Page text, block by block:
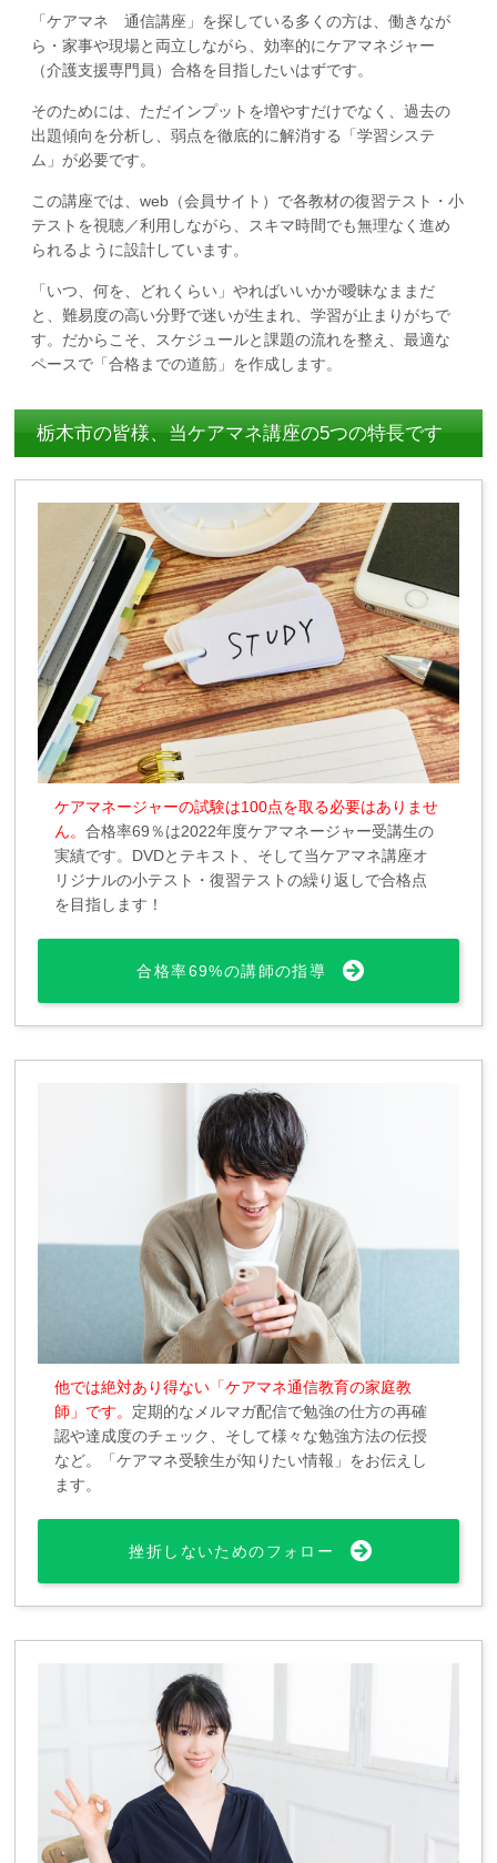
「ケアマネ 通信講座」を探している多くの方は、働きなが
ら・家事や現場と両立しながら、効率的にケアマネジャー
（介護支援専門員）合格を目指したいはずです。
そのためには、ただインプットを増やすだけでなく、過去の
出題傾向を分析し、弱点を徹底的に解消する「学習システ
ム」が必要です。
この講座では、web（会員サイト）で各教材の復習テスト・小
テストを視聴／利用しながら、スキマ時間でも無理なく進め
られるように設計しています。
「いつ、何を、どれくらい」やればいいかが曖昧なままだ
と、難易度の高い分野で迷いが生まれ、学習が止まりがちで
す。だからこそ、スケジュールと課題の流れを整え、最適な
ペースで「合格までの道筋」を作成します。
栃木市の皆様、当ケアマネ講座の5つの特長です
ケアマネージャーの試験は100点を取る必要はありませ
ん。合格率69％は2022年度ケアマネージャー受講生の
実績です。DVDとテキスト、そして当ケアマネ講座オ
リジナルの小テスト・復習テストの繰り返しで合格点
を目指します！
合格率69%の講師の指導
他では絶対あり得ない「ケアマネ通信教育の家庭教
師」です。 定期的なメルマガ配信で勉強の仕方の再確
認や達成度のチェック、そして様々な勉強方法の伝授
など。「ケアマネ受験生が知りたい情報」をお伝えし
ます。
挫折しないためのフォロー